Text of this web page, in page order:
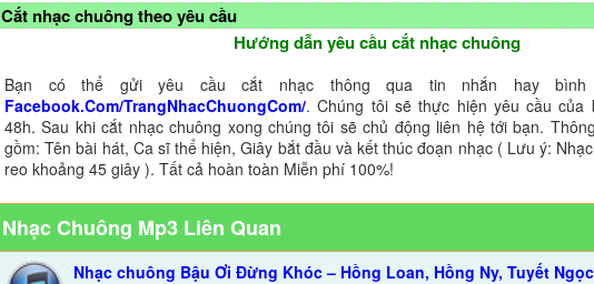
Cắt nhạc chuông theo yêu cầu
Hướng dẫn yêu cầu cắt nhạc chuông
Bạn có thể gửi yêu cầu cắt nhạc thông qua tin nhắn hay bình
Facebook.Com/TrangNhacChuongCom/. Chúng tôi sẽ thực hiện yêu cầu của
48h. Sau khi cắt nhạc chuông xong chúng tôi sẽ chủ động liên hệ tới bạn.
gồm: Tên bài hát, Ca sĩ thể hiện, Giây bắt đầu và kết thúc đoạn nhạc ( Lưu ý:
reo khoảng 45 giây ). Tất cả hoàn toàn Miễn phí 100%!
Nhạc Chuông Mp3 Liên Quan
Nhạc chuông Bậu Ơi Đừng Khóc – Hồng Loan, Hồng Ny, Tuyết Ngọc